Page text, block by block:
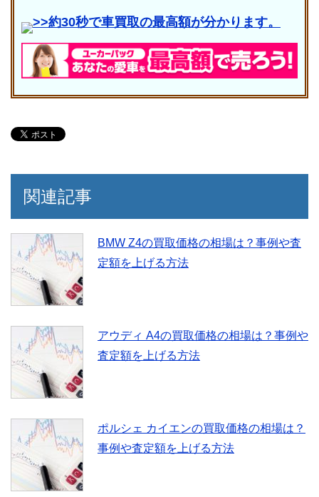
>>約30秒で車買取の最高額が分かります。
関連記事
BMW Z4の買取価格の相場は？事例や査
定額を上げる方法
アウディ A4の買取価格の相場は？事例や
査定額を上げる方法
ポルシェ カイエンの買取価格の相場は？
事例や査定額を上げる方法